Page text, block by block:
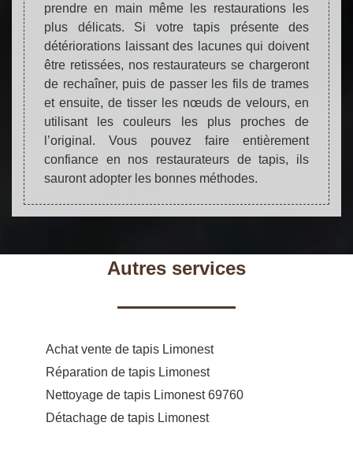
prendre en main même les restaurations les
plus délicats. Si votre tapis présente des
détériorations laissant des lacunes qui doivent
être retissées, nos restaurateurs se chargeront
de rechaîner, puis de passer les fils de trames
et ensuite, de tisser les nœuds de velours, en
utilisant les couleurs les plus proches de
l’original. Vous pouvez faire entièrement
confiance en nos restaurateurs de tapis, ils
sauront adopter les bonnes méthodes.
Autres services
Achat vente de tapis Limonest
Réparation de tapis Limonest
Nettoyage de tapis Limonest 69760
Détachage de tapis Limonest